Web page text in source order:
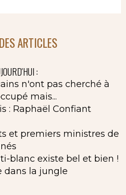
ARTICLES
:
n'ont pas cherché à
mais...
: Raphaël Confiant
et premiers ministres de
blanc existe bel et bien !
dans la jungle